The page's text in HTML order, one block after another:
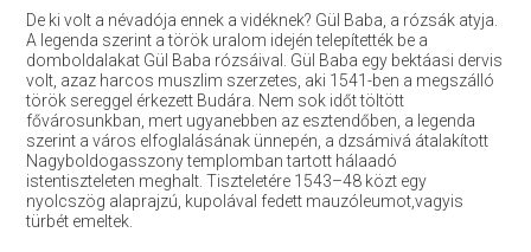
De ki volt a névadója ennek a vidéknek? Gül Baba, a rózsák atyja.
A legenda szerint a török uralom idején telepítették be a
domboldalakat Gül Baba rózsáival. Gül Baba egy bektáasi dervis
volt, azaz harcos muszlim szerzetes, aki 1541-ben a megszálló
török sereggel érkezett Budára. Nem sok időt töltött
fővárosunkban, mert ugyanebben az esztendőben, a legenda
szerint a város elfoglalásának ünnepén, a dzsámivá átalakított
Nagyboldogasszony templomban tartott hálaadó
istentiszteleten meghalt. Tiszteletére 1543–48 közt egy
nyolcszög alaprajzú, kupolával fedett mauzóleumot,vagyis
türbét emeltek.